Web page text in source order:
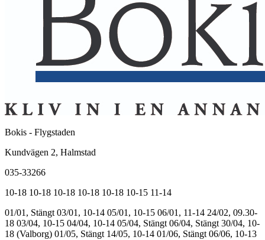
Bokis - Flygstaden
Kundvägen 2, Halmstad
035-33266
10-18 10-18 10-18 10-18 10-18 10-15 11-14
01/01, Stängt 03/01, 10-14 05/01, 10-15 06/01, 11-14 24/02, 09.30-
18 03/04, 10-15 04/04, 10-14 05/04, Stängt 06/04, Stängt 30/04, 10-
18 (Valborg) 01/05, Stängt 14/05, 10-14 01/06, Stängt 06/06, 10-13